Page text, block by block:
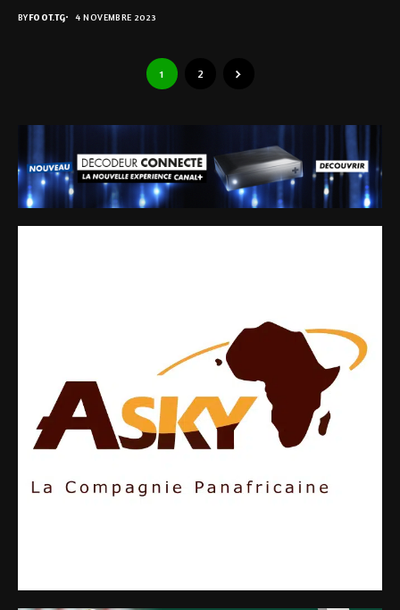
BYFOOT.TG 4 NOVEMBRE 2023
1 2